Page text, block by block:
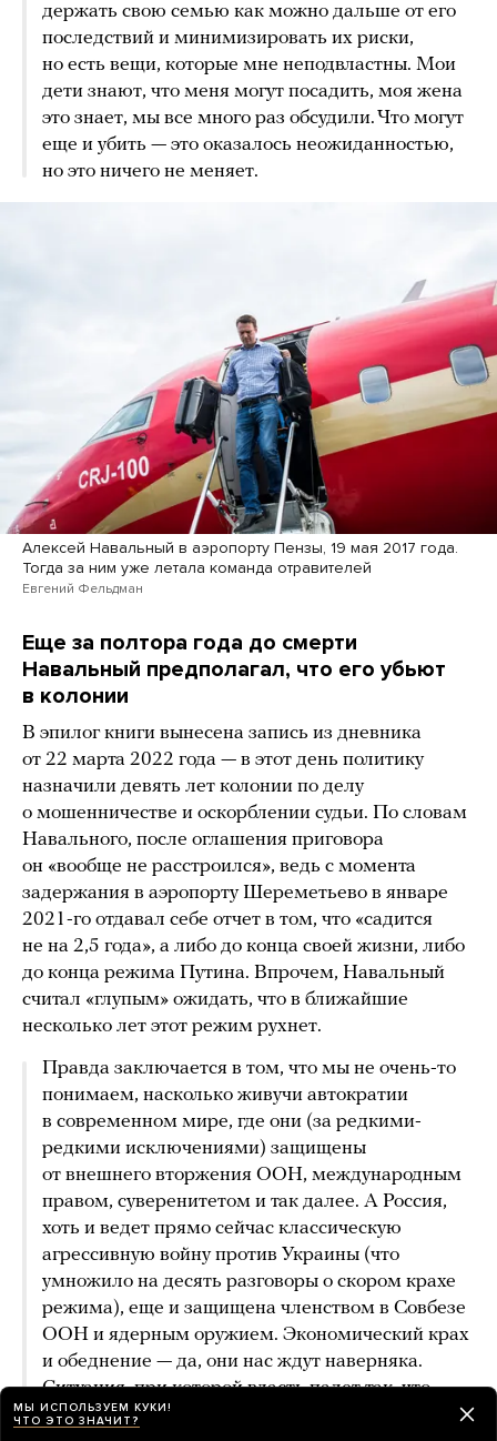
держать свою семью как можно дальше от его
последствий и минимизировать их риски,
но есть вещи, которые мне неподвластны. Мои
дети знают, что меня могут посадить, моя жена
это знает, мы все много раз обсудили. Что могут
еще и убить — это оказалось неожиданностью,
но это ничего не меняет.
Алексей Навальный в аэропорту Пензы, 19 мая 2017 года.
Тогда за ним уже летала команда отравителей
Евгений Фельдман
Еще за полтора года до смерти
Навальный предполагал, что его убьют
в колонии
В эпилог книги вынесена запись из дневника
от 22 марта 2022 года — в этот день политику
назначили девять лет колонии по делу
о мошенничестве и оскорблении судьи. По словам
Навального, после оглашения приговора
он «вообще не расстроился», ведь с момента
задержания в аэропорту Шереметьево в январе
2021-го отдавал себе отчет в том, что «садится
не на 2,5 года», а либо до конца своей жизни, либо
до конца режима Путина. Впрочем, Навальный
считал «глупым» ожидать, что в ближайшие
несколько лет этот режим рухнет.
Правда заключается в том, что мы не очень-то
понимаем, насколько живучи автократии
в современном мире, где они (за редкими-
редкими исключениями) защищены
от внешнего вторжения ООН, международным
правом, суверенитетом и так далее. А Россия,
хоть и ведет прямо сейчас классическую
агрессивную войну против Украины (что
умножило на десять разговоры о скором крахе
режима), еще и защищена членством в Совбезе
ООН и ядерным оружием. Экономический крах
и обеднение — да, они нас ждут наверняка.
Ситуация, при которой власть падет так, что
ее обломки, падая, откроют двери тюрем,
МЫ ИСПОЛЬЗУЕМ КУКИ!
ЧТО ЭТО ЗНАЧИТ?